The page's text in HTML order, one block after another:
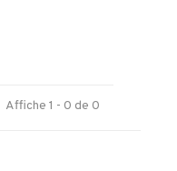
Affiche 1 - 0 de 0